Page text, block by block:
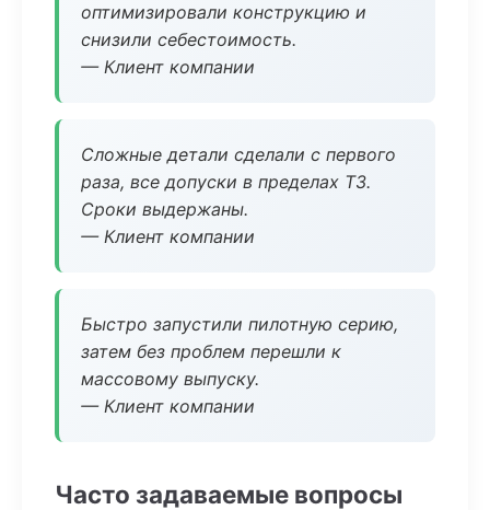
оптимизировали конструкцию и
снизили себестоимость.
— Клиент компании
Сложные детали сделали с первого
раза, все допуски в пределах ТЗ.
Сроки выдержаны.
— Клиент компании
Быстро запустили пилотную серию,
затем без проблем перешли к
массовому выпуску.
— Клиент компании
Часто задаваемые вопросы